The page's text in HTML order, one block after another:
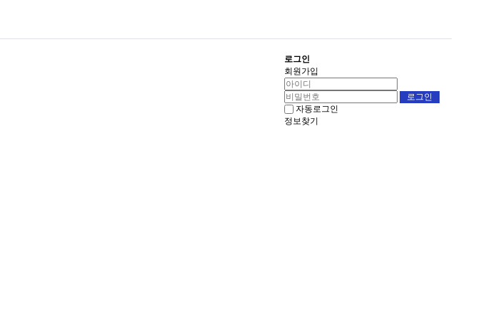
로그인
회원가입
자동로그인
정보찾기